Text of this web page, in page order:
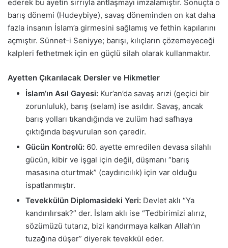
ederek bu ayetin sırrıyla antlaşmayı imzalamıştır. Sonuçta o
barış dönemi (Hudeybiye), savaş döneminden on kat daha
fazla insanın İslam’a girmesini sağlamış ve fethin kapılarını
açmıştır. Sünnet-i Seniyye; barışı, kılıçların çözemeyeceği
kalpleri fethetmek için en güçlü silah olarak kullanmaktır.
Ayetten Çıkarılacak Dersler ve Hikmetler
İslam’ın Asıl Gayesi: Kur’an’da savaş arızi (geçici bir
zorunluluk), barış (selam) ise asıldır. Savaş, ancak
barış yolları tıkandığında ve zulüm had safhaya
çıktığında başvurulan son çaredir.
Gücün Kontrolü: 60. ayette emredilen devasa silahlı
gücün, kibir ve işgal için değil, düşmanı “barış
masasına oturtmak” (caydırıcılık) için var olduğu
ispatlanmıştır.
Tevekkülün Diplomasideki Yeri: Devlet aklı “Ya
kandırılırsak?” der. İslam aklı ise “Tedbirimizi alırız,
sözümüzü tutarız, bizi kandırmaya kalkan Allah’ın
tuzağına düşer” diyerek tevekkül eder.